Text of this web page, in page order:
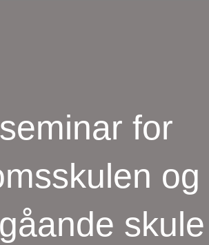
for
og
skule